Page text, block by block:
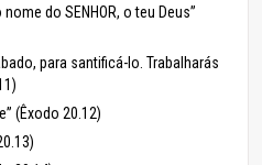
do SENHOR, o teu Deus”
para santificá-lo. Trabalharás
(Êxodo 20.12)